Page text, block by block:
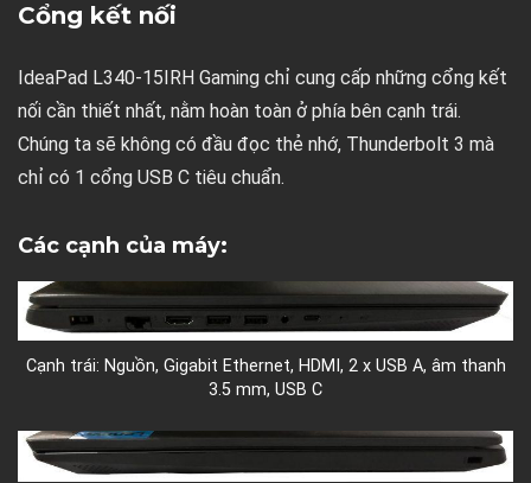
Cổng kết nối
IdeaPad L340-15IRH Gaming chỉ cung cấp những cổng kết
nối cần thiết nhất, nằm hoàn toàn ở phía bên cạnh trái.
Chúng ta sẽ không có đầu đọc thẻ nhớ, Thunderbolt 3 mà
chỉ có 1 cổng USB C tiêu chuẩn.
Các cạnh của máy:
Cạnh trái: Nguồn, Gigabit Ethernet, HDMI, 2 x USB A, âm thanh
3.5 mm, USB C